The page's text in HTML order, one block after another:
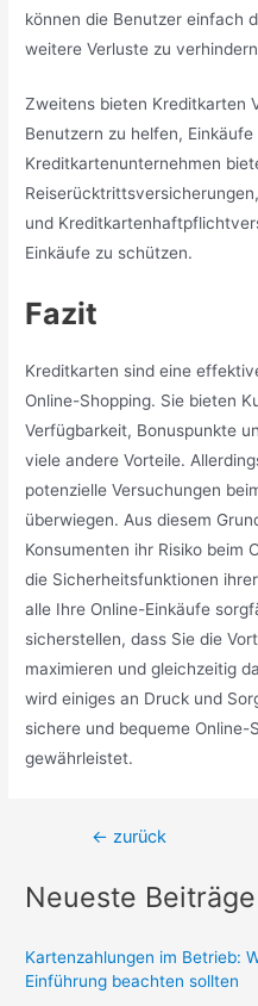
können die Benutzer einfach
weitere Verluste zu
Zweitens bieten Kreditkarten
Benutzern zu helfen,
Kreditkartenunternehmen
und
Einkäufe zu schützen.
Fazit
Kreditkarten sind eine
Online-Shopping. Sie bieten
Verfügbarkeit, Bonuspunkte
viele andere Vorteile.
potenzielle Versuchungen
überwiegen. Aus diesem
Konsumenten ihr Risiko beim
die Sicherheitsfunktionen
alle Ihre Online-Einkäufe
sicherstellen, dass Sie die
maximieren und gleichzeitig
wird einiges an Druck und
sichere und bequeme Online-
gewährleistet.
Beitragsnavigation
← zurück
Neueste Beiträge
Kartenzahlungen im Betrieb:
Einführung beachten sollten